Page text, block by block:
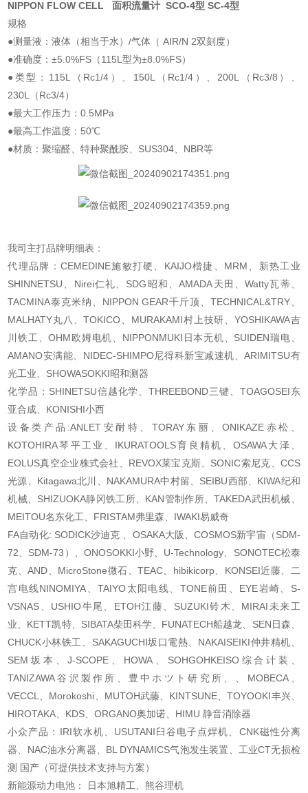
NIPPON FLOW CELL 面积流量计 SCO-4型 SC-4型
规格
●测量液：液体（相当于水）/气体（ AIR/N 2双刻度）
●准确度：±5.0%FS（115L型为±8.0%FS）
●类型：115L（Rc1/4）、150L（Rc1/4）、200L（Rc3/8）、
230L（Rc3/4）
●最大工作压力：0.5MPa
●最高工作温度：50℃
●材质 ：聚缩醛、特种聚酰胺、SUS304、NBR等
我司主打品牌明细表：
代理品牌：CEMEDINE施敏打硬、KAIJO楷捷、MRM、新热工业
SHINNETSU、Nirei仁礼、SDG昭和、AMADA天田、Watty瓦蒂、
TACMINA泰克米纳、NIPPON GEAR千斤顶、TECHNICAL&TRY、
MALHATY丸八、TOKICO、MURAKAMI村上技研、YOSHIKAWA吉
川铁工、OHM欧姆电机、NIPPONMUKI日本无机、SUIDEN瑞电、
AMANO安满能、NIDEC-SHIMPO尼得科新宝减速机、ARIMITSU有
光工业、SHOWASOKKI昭和测器
化学品：SHINETSU信越化学、THREEBOND三键、TOAGOSEI东
亚合成、KONISHI小西
设备类产品:ANLET安耐特、TORAY东丽、ONIKAZE赤松、
KOTOHIRA琴平工业、IKURATOOLS育良精机、OSAWA大泽、
EOLUS真空企业株式会社、REVOX莱宝克斯、SONIC索尼克、CCS
光源、Kitagawa北川、NAKAMURA中村留、SEIBU西部、KIWA纪和
机械、SHIZUOKA静冈铁工所、KAN管制作所、TAKEDA武田机械、
MEITOU名东化工、FRISTAM弗里森、IWAKI易威奇
FA自动化: SODICK沙迪克 、OSAKA大阪、COSMOS新宇宙（SDM-
72、SDM-73）、ONOSOKKI小野、U-Technology、SONOTEC松泰
克、AND、MicroStone微石、TEAC、hibikicorp、KONSEI近藤、二
宫电线NINOMIYA、TAIYO太阳电线、TONE前田、EYE岩崎、S-
VSNAS、USHIO牛尾、ETOH江藤、SUZUKI铃木、MIRAI未来工
业、KETT凯特、SIBATA柴田科学、FUNATECH船越龙、SEN日森、
CHUCK小林铁工、SAKAGUCHI坂口電熱、NAKAISEIKI仲井精机、
SEM坂本、J-SCOPE、HOWA、SOHGOHKEISO综合计装、
TANIZAWA谷沢製作所、豊中ホツト研究所、、MOBECA、
VECCL、Morokoshi、MUTOH武藤、KINTSUNE、TOYOOKI丰兴、
HIROTAKA、KDS、ORGANO奥加诺、HIMU 静音消除器
小众产品：IRI软水机、USUTANI臼谷电子点焊机、CNK磁性分离
器、NAC油水分离器、BL DYNAMICS气泡发生装置、工业CT无损检
测 国产（可提供技术支持与方案）
新能源动力电池： 日本旭精工、熊谷理机